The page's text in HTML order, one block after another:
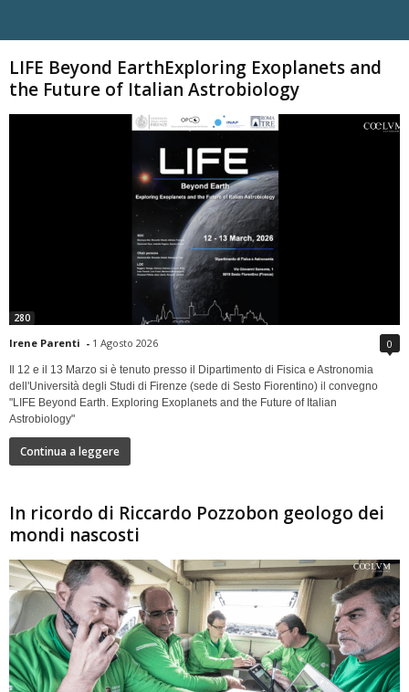
LIFE Beyond EarthExploring Exoplanets and
the Future of Italian Astrobiology
280
Irene Parenti - 1 Agosto 2026 0
Il 12 e il 13 Marzo si è tenuto presso il Dipartimento di Fisica e Astronomia
dell'Università degli Studi di Firenze (sede di Sesto Fiorentino) il convegno
"LIFE Beyond Earth. Exploring Exoplanets and the Future of Italian
Astrobiology"
Continua a leggere
In ricordo di Riccardo Pozzobon geologo dei
mondi nascosti